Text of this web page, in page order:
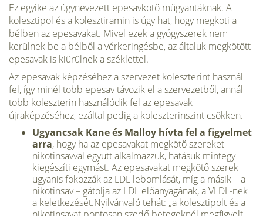
Ez egyike az úgynevezett epesavkötő műgyantáknak. A
kolesztipol és a kolesztiramin is úgy hat, hogy megköti a
bélben az epesavakat. Mivel ezek a gyógyszerek nem
kerülnek be a bélből a vérkeringésbe, az általuk megkötött
epesavak is kiürülnek a széklettel.
Az epesavak képzéséhez a szervezet koleszterint használ
fel, így minél több epesav távozik el a szervezetből, annál
több koleszterin használódik fel az epesavak
újraképzéséhez, ezáltal pedig a koleszterinszint csökken.
Ugyancsak Kane és Malloy hívta fel a figyelmet
arra, hogy ha az epesavakat megkötő szereket
nikotinsavval együtt alkalmazzuk, hatásuk mintegy
kiegészíti egymást. Az epesavakat megkötő szerek
ugyanis fokozzák az LDL lebomlását, míg a másik – a
nikotinsav – gátolja az LDL előanyagának, a VLDL-nek
a keletkezését.Nyilvánvaló tehát: „a kolesztipolt és a